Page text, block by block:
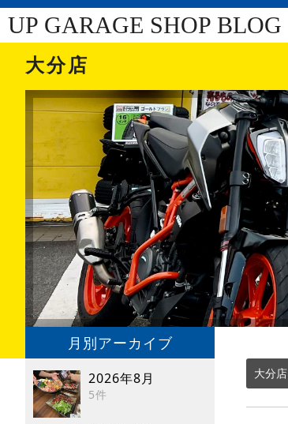
UP GARAGE SHOP BLOG
大分店
月別アーカイブ
2026年8月
5件
大分店